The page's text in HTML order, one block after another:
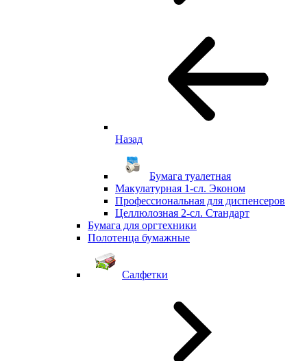
Назад
Бумага туалетная
Макулатурная 1-сл. Эконом
Профессиональная для диспенсеров
Целлюлозная 2-сл. Стандарт
Бумага для оргтехники
Полотенца бумажные
Салфетки